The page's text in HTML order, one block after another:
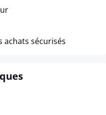
achats sécurisés